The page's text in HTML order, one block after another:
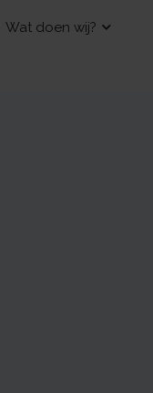
Wat doen wij?